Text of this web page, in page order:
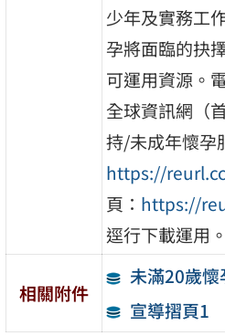
少年及實務工
孕將面臨的抉
可運用資源。
全球資訊網（
持/未成年懷孕
https://
頁： https://
逕行下載運用。
相關附件
未滿20歲
宣導摺頁1